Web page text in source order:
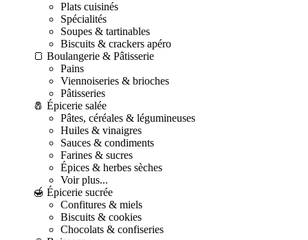
Plats cuisinés
Spécialités
Soupes & tartinables
Biscuits & crackers apéro
🍞 Boulangerie & Pâtisserie
Pains
Viennoiseries & brioches
Pâtisseries
🧂 Épicerie salée
Pâtes, céréales & légumineuses
Huiles & vinaigres
Sauces & condiments
Farines & sucres
Épices & herbes sèches
Voir plus...
🍯 Épicerie sucrée
Confitures & miels
Biscuits & cookies
Chocolats & confiseries